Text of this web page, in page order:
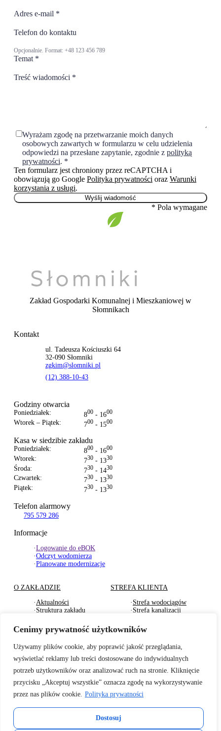
Cenimy prywatność użytkowników
Używamy plików cookie, aby poprawić jakość przeglądania,
wyświetlać reklamy lub treści dostosowane do indywidualnych
potrzeb użytkowników oraz analizować ruch na stronie. Kliknięcie
przycisku „Akceptuj wszystkie” oznacza zgodę na wykorzystywanie
przez nas plików cookie. Polityka prywatności
Dostosuj
Adres e-mail *
Telefon do kontaktu
Opcjonalnie. Format: +48 123 456 789
Temat *
Treść wiadomości *
Wyrażam zgodę na przetwarzanie moich danych
osobowych zawartych w formularzu w celu udzielenia
odpowiedzi na przesłane zapytanie, zgodnie z polityką
prywatności. *
Ten formularz jest chroniony przez reCAPTCHA i
obowiązują go Google Polityka prywatności oraz Warunki
korzystania z usługi.
Wyślij wiadomość
* Pola wymagane
Zakład Gospodarki Komunalnej i Mieszkaniowej w
Słomnikach
Kontakt
ul. Tadeusza Kościuszki 64
32-090 Słomniki
zgkim@slomniki.pl
(12) 388-10-43
Godziny otwarcia
Poniedziałek: 800 - 1600
Wtorek – Piątek: 700 - 1500
Kasa w siedzibie zakładu
Poniedziałek: 800 - 1600
Wtorek: 730 - 1330
Środa: 730 - 1430
Czwartek: 730 - 1330
Piątek: 730 - 1330
Telefon alarmowy
795 579 286
Informacje
·Logowanie do eBOK
·Odczyt wodomierza
·Planowane modernizacje
O ZAKŁADZIE
·Aktualności
· Struktura zakładu
·Oferty pracy
STREFA KLIENTA
· Strefa wodociągów
· Strefa kanalizacji
komunalnych
·Strefa odbioru odpadów
·Badania wewnętrzne wody
·Informacje o jakości wody
·Za zbiorowe zaopatrzenie
·Za zbiorowe
·Cennik wywozu odpadów